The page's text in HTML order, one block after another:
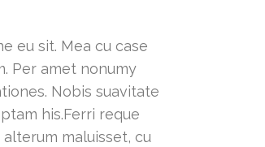
eu sit. Mea cu case
Per amet nonumy
Nobis suavitate
his.Ferri reque
maluisset, cu